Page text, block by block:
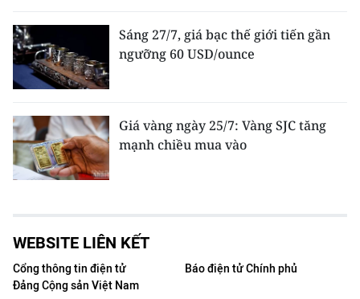
Sáng 27/7, giá bạc thế giới tiến gần
ngưỡng 60 USD/ounce
Giá vàng ngày 25/7: Vàng SJC tăng
mạnh chiều mua vào
WEBSITE LIÊN KẾT
Cổng thông tin điện tử
Đảng Cộng sản Việt Nam
Báo điện tử Chính phủ